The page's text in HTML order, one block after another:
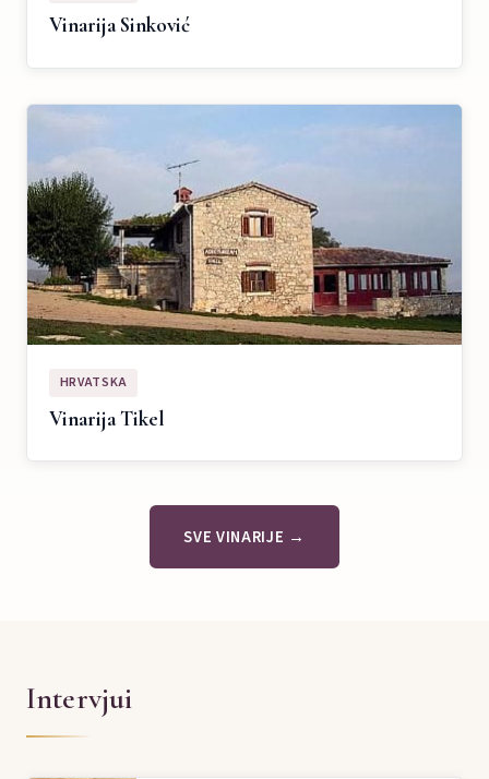
Vinarija Sinković
HRVATSKA
Vinarija Tikel
SVE VINARIJE →
Intervjui